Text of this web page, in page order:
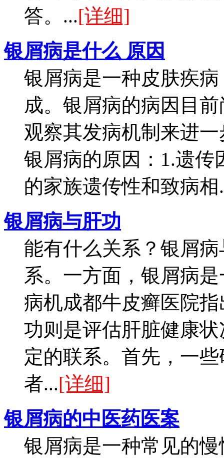
答。...[详细]
银屑病是什么 原因
银屑病是一种皮肤疾
成。银屑病的病因目
观察其发病机制来进
银屑病的原因：1.遗传
的家族遗传性和致病相
银屑病与肝功
能有什么关系？银屑
系。一方面，银屑病
病机成都牛皮癣医院
功则是评估肝脏健康
定的联系。首先，一
者...[详细]
银屑病的中医药医案
银屑病是一种常见的